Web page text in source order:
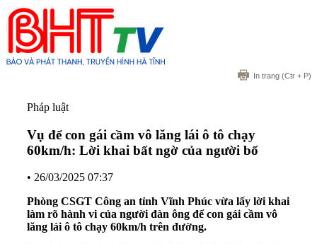
In trang (Ctr + P)
Pháp luật
Vụ để con gái cầm vô lăng lái ô tô chạy
60km/h: Lời khai bất ngờ của người bố
• 26/03/2025 07:37
Phòng CSGT Công an tỉnh Vĩnh Phúc vừa lấy lời khai
làm rõ hành vi của người đàn ông để con gái cầm vô
lăng lái ô tô chạy 60km/h trên đường.